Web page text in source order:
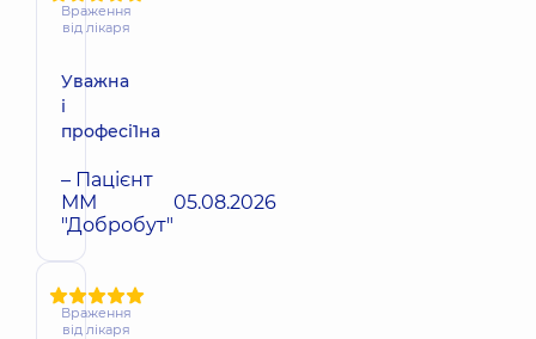
Враження
від лікаря
Уважна
і
професі1на
– Пацієнт
ММ
"Добробут"
05.08.2026
Враження
від лікаря